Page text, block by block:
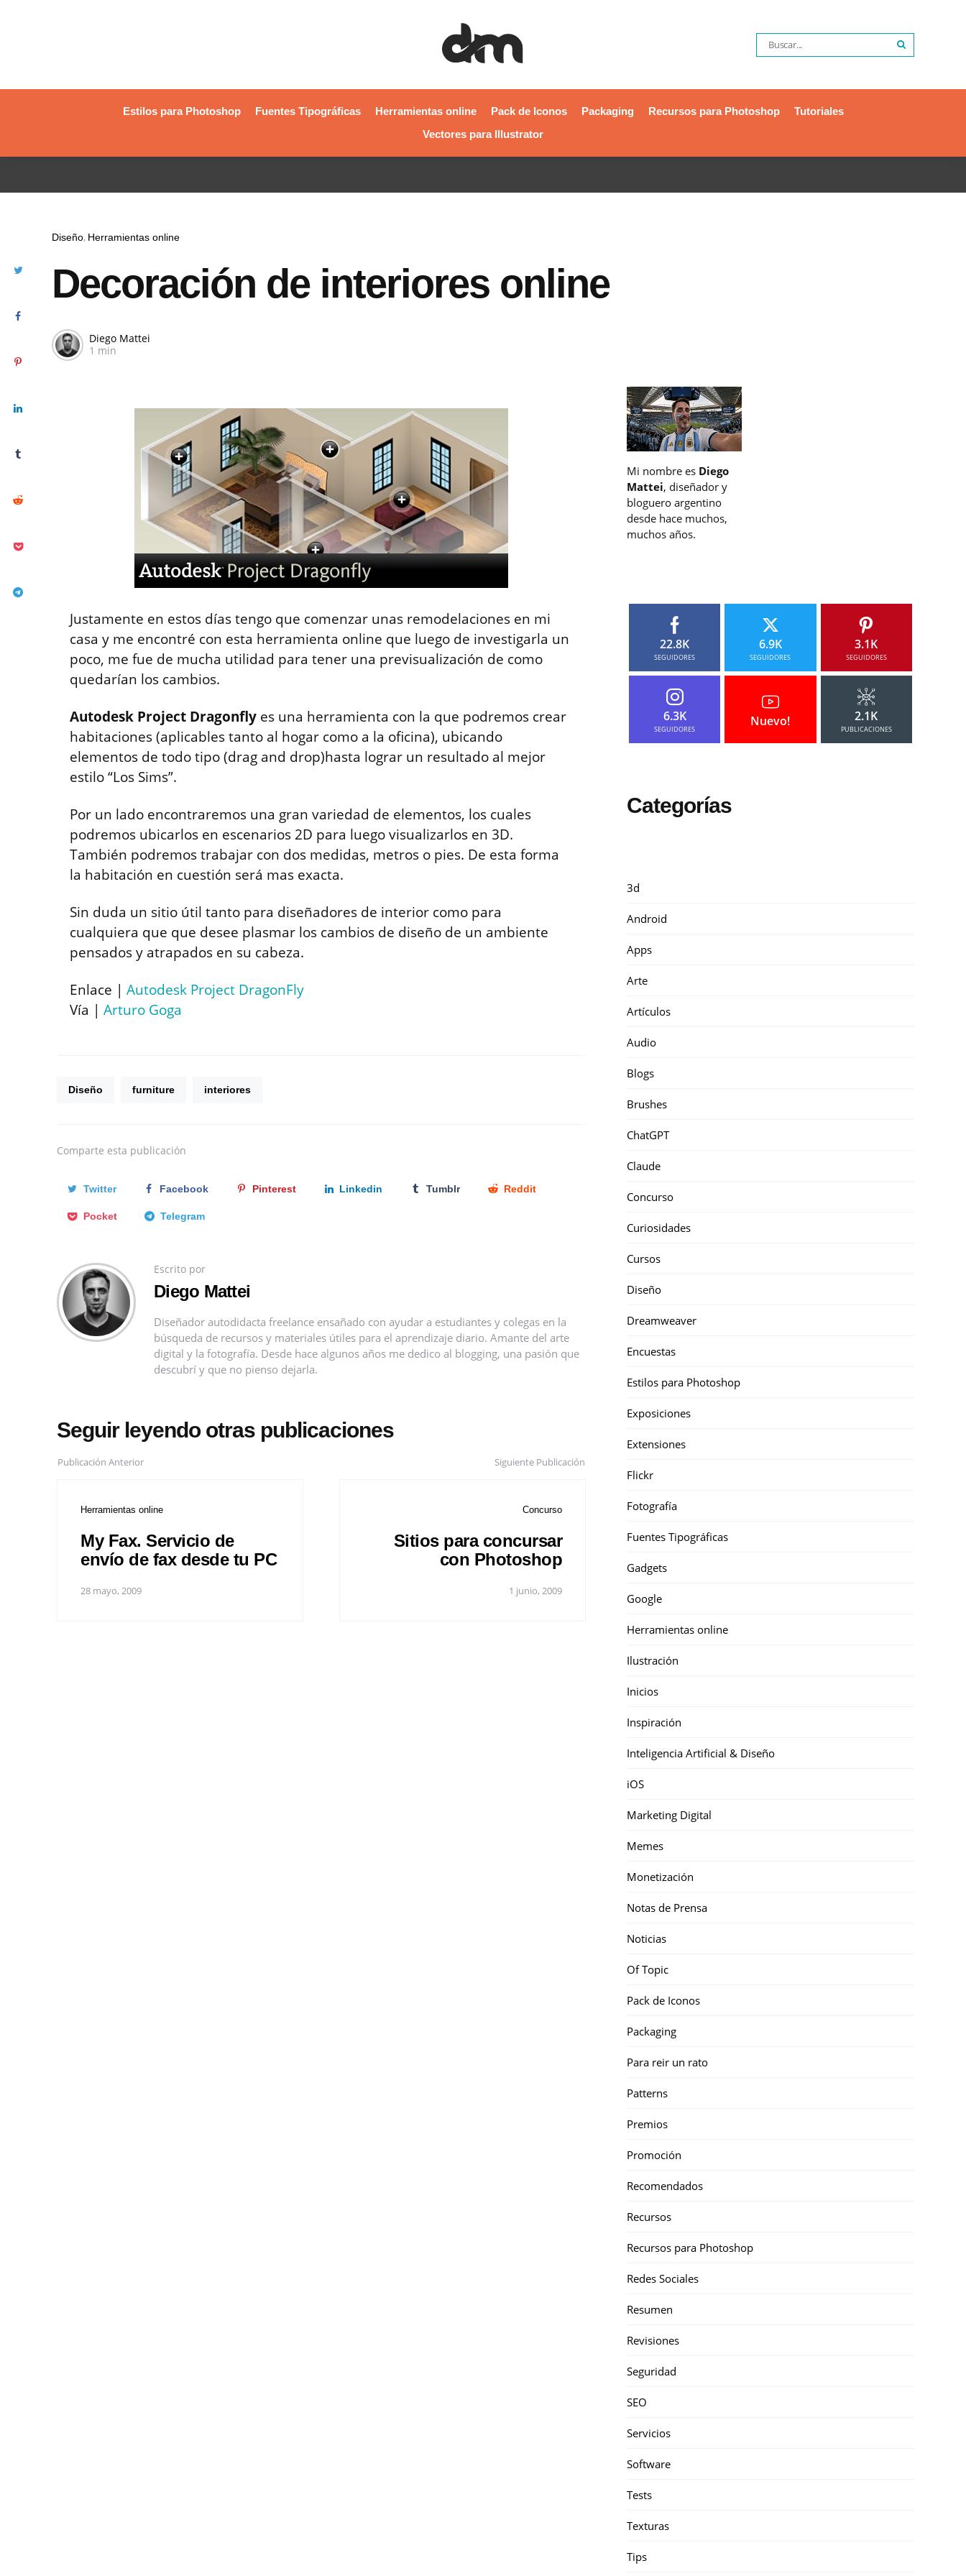
Estilos para Photoshop Fuentes Tipográficas Herramientas online Pack de Iconos Packaging Recursos para Photoshop
Tutoriales
Vectores para Illustrator
Diseño Herramientas online
Decoración de interiores online
Diego Mattei
1 min
Justamente en estos días tengo que comenzar unas remodelaciones en mi
casa y me encontré con esta herramienta online que luego de investigarla un
poco, me fue de mucha utilidad para tener una previsualización de como
quedarían los cambios.
Autodesk Project Dragonfly es una herramienta con la que podremos crear
habitaciones (aplicables tanto al hogar como a la oficina), ubicando
elementos de todo tipo (drag and drop)hasta lograr un resultado al mejor
estilo “Los Sims”.
Por un lado encontraremos una gran variedad de elementos, los cuales
podremos ubicarlos en escenarios 2D para luego visualizarlos en 3D.
También podremos trabajar con dos medidas, metros o pies. De esta forma
la habitación en cuestión será mas exacta.
Sin duda un sitio útil tanto para diseñadores de interior como para
cualquiera que que desee plasmar los cambios de diseño de un ambiente
pensados y atrapados en su cabeza.
Enlace | Autodesk Project DragonFly
Vía | Arturo Goga
Diseño furniture interiores
Comparte esta publicación
Twitter Facebook Pinterest Linkedin Tumblr Reddit
Pocket Telegram
Escrito por
Diego Mattei
Diseñador autodidacta freelance ensañado con ayudar a estudiantes y colegas en la
búsqueda de recursos y materiales útiles para el aprendizaje diario. Amante del arte
digital y la fotografía. Desde hace algunos años me dedico al blogging, una pasión que
descubrí y que no pienso dejarla.
Seguir leyendo otras publicaciones
Publicación Anterior
Herramientas online
My Fax. Servicio de
envío de fax desde tu PC
28 mayo, 2009
Siguiente Publicación
Concurso
Sitios para concursar
con Photoshop
1 junio, 2009
Mi nombre es Diego
Mattei, diseñador y
bloguero argentino
desde hace muchos,
muchos años.
22.8K
SEGUIDORES
6.9K
SEGUIDORES
3.1K
SEGUIDORES
6.3K
SEGUIDORES
Nuevo! 2.1K
PUBLICACIONES
Categorías
3d
Android
Apps
Arte
Artículos
Audio
Blogs
Brushes
ChatGPT
Claude
Concurso
Curiosidades
Cursos
Diseño
Dreamweaver
Encuestas
Estilos para Photoshop
Exposiciones
Extensiones
Flickr
Fotografía
Fuentes Tipográficas
Gadgets
Google
Herramientas online
Ilustración
Inicios
Inspiración
Inteligencia Artificial & Diseño
iOS
Marketing Digital
Memes
Monetización
Notas de Prensa
Noticias
Of Topic
Pack de Iconos
Packaging
Para reir un rato
Patterns
Premios
Promoción
Recomendados
Recursos
Recursos para Photoshop
Redes Sociales
Resumen
Revisiones
Seguridad
SEO
Servicios
Software
Tests
Texturas
Tips